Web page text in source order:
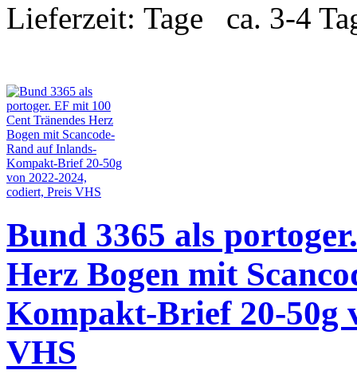
Lieferzeit: ca. 3-4
Bund 3365 als
Herz Bogen mit
Kompakt-Brief 20-50g
VHS